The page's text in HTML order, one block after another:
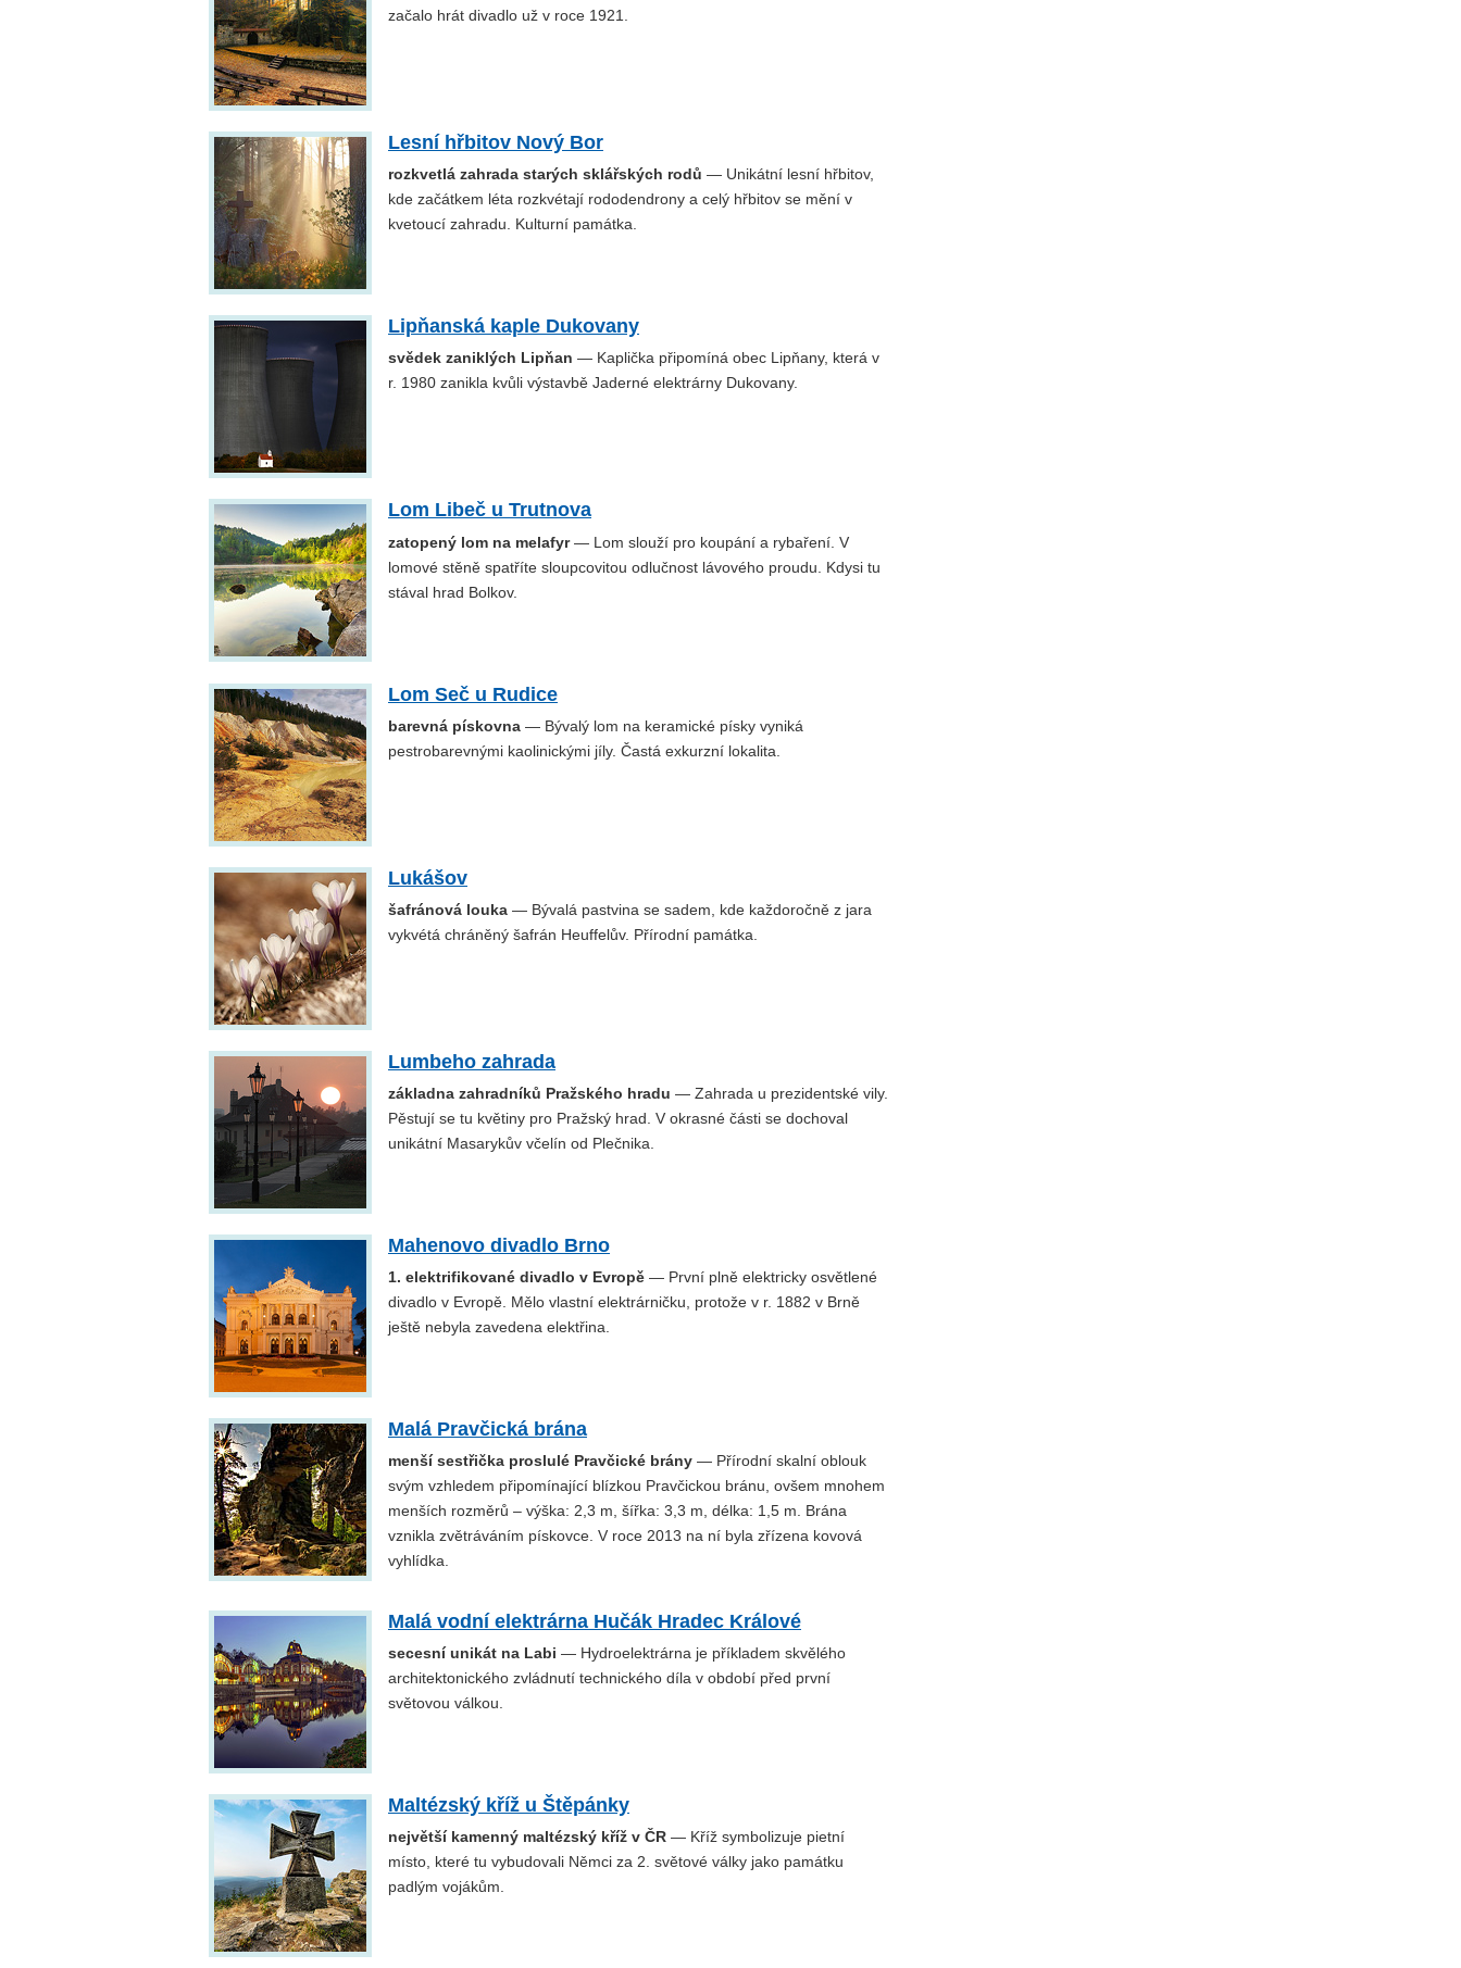
začalo hrát divadlo už v roce 1921.
Lesní hřbitov Nový Bor
rozkvetlá zahrada starých sklářských rodů — Unikátní lesní hřbitov,
kde začátkem léta rozkvétají rododendrony a celý hřbitov se mění v
kvetoucí zahradu. Kulturní památka.
Lipňanská kaple Dukovany
svědek zaniklých Lipňan — Kaplička připomíná obec Lipňany, která v
r. 1980 zanikla kvůli výstavbě Jaderné elektrárny Dukovany.
Lom Libeč u Trutnova
zatopený lom na melafyr— Lom slouží pro koupání a rybaření. V
lomové stěně spatříte sloupcovitou odlučnost lávového proudu. Kdysi tu
stával hrad Bolkov.
Lom Seč u Rudice
barevná pískovna — Bývalý lom na keramické písky vyniká
pestrobarevnými kaolinickými jíly. Častá exkurzní lokalita.
Lukášov
šafránová louka — Bývalá pastvina se sadem, kde každoročně z jara
vykvétá chráněný šafrán Heuffelův. Přírodní památka.
Lumbeho zahrada
základna zahradníků Pražského hradu — Zahrada u prezidentské vily.
Pěstují se tu květiny pro Pražský hrad. V okrasné části se dochoval
unikátní Masarykův včelín od Plečnika.
Mahenovo divadlo Brno
1. elektrifikované divadlo v Evropě — První plně elektricky osvětlené
divadlo v Evropě. Mělo vlastní elektrárničku, protože v r. 1882 v Brně
ještě nebyla zavedena elektřina.
Malá Pravčická brána
menší sestřička proslulé Pravčické brány — Přírodní skalní oblouk
svým vzhledem připomínající blízkou Pravčickou bránu, ovšem mnohem
menších rozměrů – výška: 2,3 m, šířka: 3,3 m, délka: 1,5 m. Brána
vznikla zvětráváním pískovce. V roce 2013 na ní byla zřízena kovová
vyhlídka.
Malá vodní elektrárna Hučák Hradec Králové
secesní unikát na Labi — Hydroelektrárna je příkladem skvělého
architektonického zvládnutí technického díla v období před první
světovou válkou.
Maltézský kříž u Štěpánky
největší kamenný maltézský kříž v ČR — Kříž symbolizuje pietní
místo, které tu vybudovali Němci za 2. světové války jako památku
padlým vojákům.